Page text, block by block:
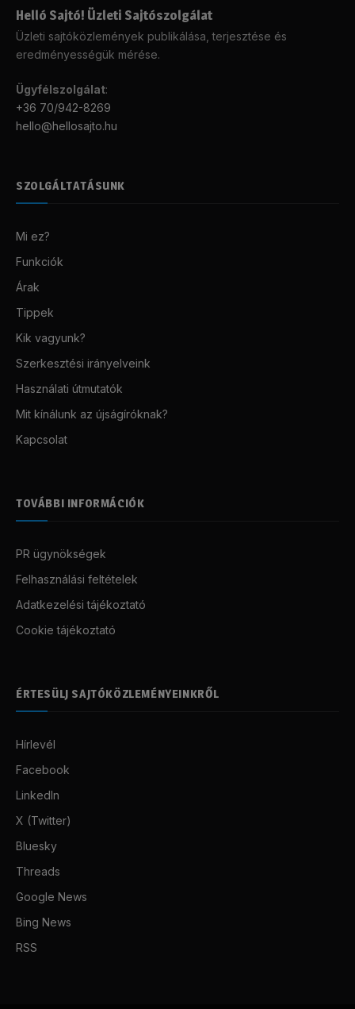
Helló Sajtó! Üzleti Sajtószolgálat
Üzleti sajtóközlemények publikálása, terjesztése és
eredményességük mérése.
Ügyfélszolgálat:
+36 70/942-8269
hello@hellosajto.hu
SZOLGÁLTATÁSUNK
Mi ez?
Funkciók
Árak
Tippek
Kik vagyunk?
Szerkesztési irányelveink
Használati útmutatók
Mit kínálunk az újságíróknak?
Kapcsolat
TOVÁBBI INFORMÁCIÓK
PR ügynökségek
Felhasználási feltételek
Adatkezelési tájékoztató
Cookie tájékoztató
ÉRTESÜLJ SAJTÓKÖZLEMÉNYEINKRŐL
Hírlevél
Facebook
LinkedIn
X (Twitter)
Bluesky
Threads
Google News
Bing News
RSS